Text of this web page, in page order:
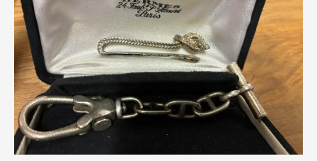
Vintage
kiegészítők
Japánba
szállítva